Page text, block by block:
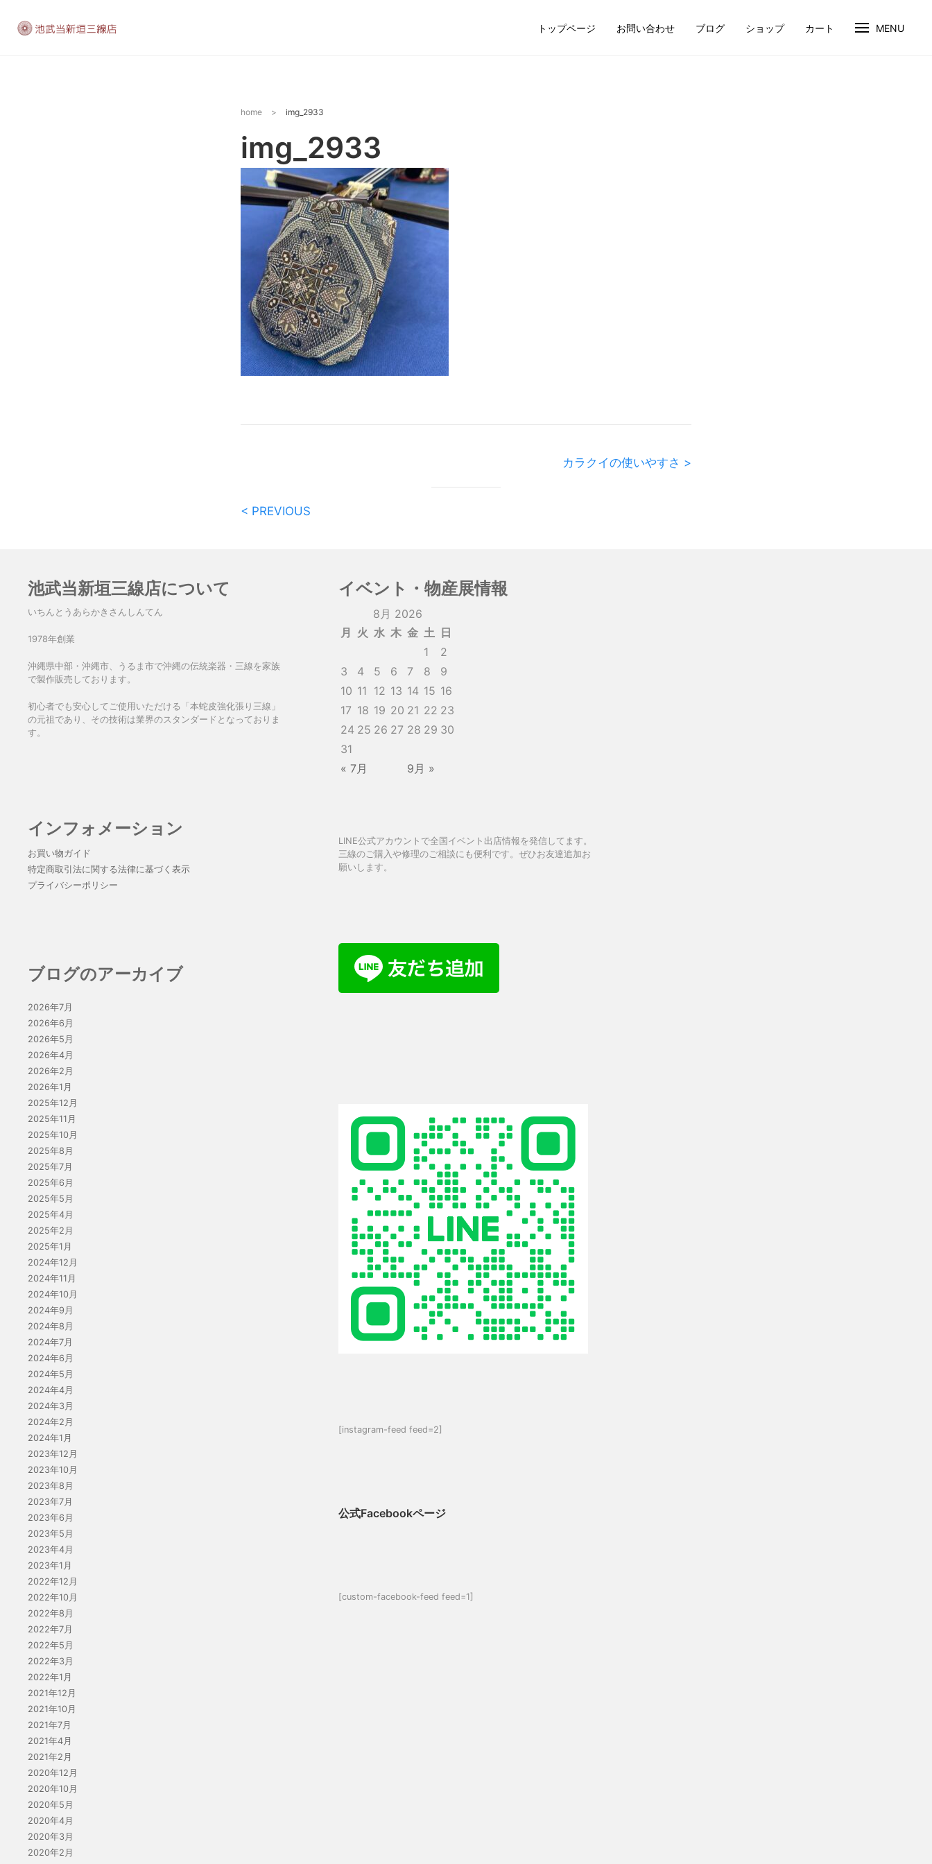
トップページ お問い合わせ ブログ ショップ カート MENU
home > img_2933
img_2933
カラクイの使いやすさ >
< PREVIOUS
池武当新垣三線店について
いちんとうあらかきさんしんてん
1978年創業
沖縄県中部・沖縄市、うるま市で沖縄の伝統楽器・三線を家族
で製作販売しております。
初心者でも安心してご使用いただける「本蛇皮強化張り三線」
の元祖であり、その技術は業界のスタンダードとなっておりま
す。
インフォメーション
お買い物ガイド
特定商取引法に関する法律に基づく表示
プライバシーポリシー
ブログのアーカイブ
2026年7月
2026年6月
2026年5月
2026年4月
2026年2月
2026年1月
2025年12月
2025年11月
2025年10月
2025年8月
2025年7月
2025年6月
2025年5月
2025年4月
2025年2月
2025年1月
2024年12月
2024年11月
2024年10月
2024年9月
2024年8月
2024年7月
2024年6月
2024年5月
2024年4月
2024年3月
2024年2月
2024年1月
2023年12月
2023年10月
2023年8月
2023年7月
2023年6月
2023年5月
2023年4月
2023年1月
2022年12月
2022年10月
2022年8月
2022年7月
2022年5月
2022年3月
2022年1月
2021年12月
2021年10月
2021年7月
2021年4月
2021年2月
2020年12月
2020年10月
2020年5月
2020年4月
2020年3月
2020年2月
イベント・物産展情報
8月 2026
月
火 水 木 金 土 日
1
2
3
4 5 6 7 8
9
10 11 12 13 14 15 16
17 18 19 20 21 22 23
24 25 26 27 28 29 30
31
« 7月
9月 »
LINE公式アカウントで全国イベント出店情報を発信してます。
三線のご購入や修理のご相談にも便利です。ぜひお友達追加お
願いします。
[instagram-feed feed=2]
公式Facebookページ
[custom-facebook-feed feed=1]